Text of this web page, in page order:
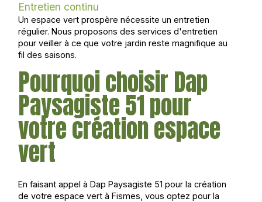
Entretien continu
Un espace vert prospère nécessite un entretien
régulier. Nous proposons des services d'entretien
pour veiller à ce que votre jardin reste magnifique au
fil des saisons.
Pourquoi choisir Dap
Paysagiste 51 pour
votre création espace
vert
En faisant appel à Dap Paysagiste 51 pour la création
de votre espace vert à Fismes, vous optez pour la